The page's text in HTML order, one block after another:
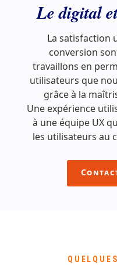
Le digital
La satisfaction
conversion
travaillons en
utilisateurs que
grâce à la
Une expérience
à une équipe UX
les utilisateurs au